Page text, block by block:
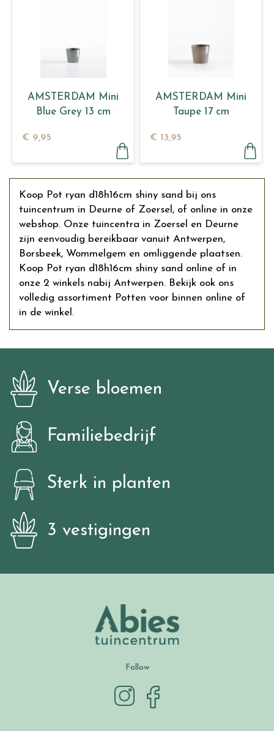
AMSTERDAM Mini
Blue Grey 13 cm
€ 9,95
AMSTERDAM Mini
Taupe 17 cm
€ 13,95
Koop Pot ryan d18h16cm shiny sand bij ons
tuincentrum in Deurne of Zoersel, of online in onze
webshop. Onze tuincentra in Zoersel en Deurne
zijn eenvoudig bereikbaar vanuit Antwerpen,
Borsbeek, Wommelgem en omliggende plaatsen.
Koop Pot ryan d18h16cm shiny sand online of in
onze 2 winkels nabij Antwerpen. Bekijk ook ons
volledig assortiment Potten voor binnen online of
in de winkel.
Verse bloemen
Familiebedrijf
Sterk in planten
3 vestigingen
Follow